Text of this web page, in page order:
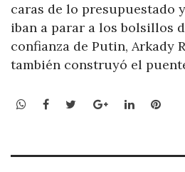
caras de lo presupuestado
iban a parar a los bolsillos
confianza de Putin, Arkady
también construyó el
WhatsApp
Facebook
TwitterGoogle+LinkedIn